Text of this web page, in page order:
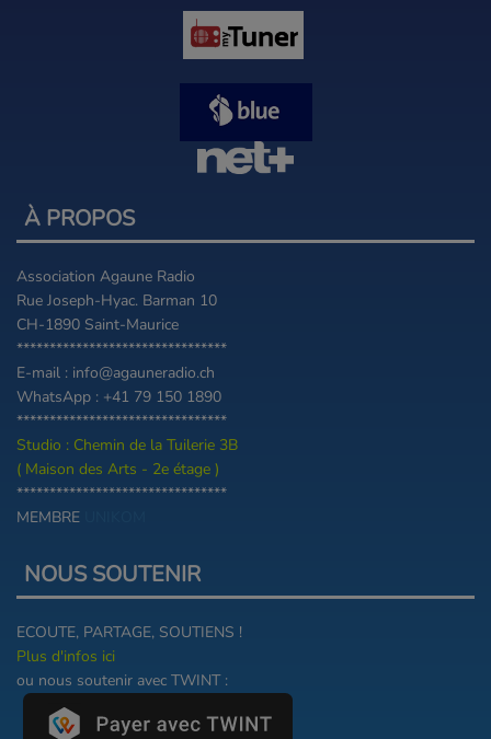
À PROPOS
Association Agaune Radio
Rue Joseph-Hyac. Barman 10
CH-1890 Saint-Maurice
********************************
E-mail : info@agauneradio.ch
WhatsApp : +41 79 150 1890
********************************
Studio : Chemin de la Tuilerie 3B
( Maison des Arts - 2e étage )
********************************
MEMBRE
NOUS SOUTENIR
ECOUTE, PARTAGE, SOUTIENS !
Plus d'infos ici
ou nous soutenir avec TWINT :